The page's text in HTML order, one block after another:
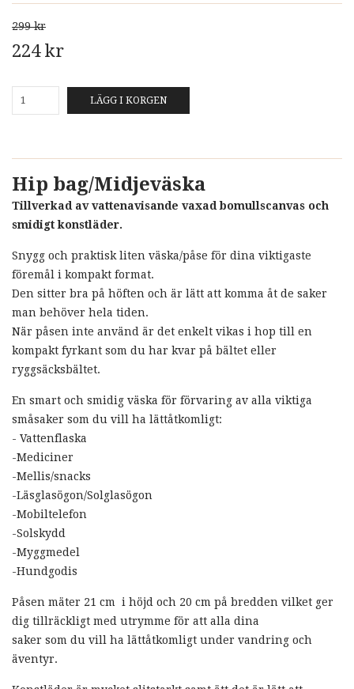
299 kr
224 kr
LÄGG I KORGEN
Hip bag/Midjeväska
Tillverkad av vattenavisande vaxad bomullscanvas och
smidigt konstläder.
Snygg och praktisk liten väska/påse för dina viktigaste
föremål i kompakt format.
Den sitter bra på höften och är lätt att komma åt de saker
man behöver hela tiden.
När påsen inte använd är det enkelt vikas i hop till en
kompakt fyrkant som du har kvar på bältet eller
ryggsäcksbältet.
En smart och smidig väska för förvaring av alla viktiga
småsaker som du vill ha lättåtkomligt:
- Vattenflaska
-Mediciner
-Mellis/snacks
-Läsglasögon/Solglasögon
-Mobiltelefon
-Solskydd
-Myggmedel
-Hundgodis
Påsen mäter 21 cm i höjd och 20 cm på bredden vilket ger
dig tillräckligt med utrymme för att alla dina
saker som du vill ha lättåtkomligt under vandring och
äventyr.